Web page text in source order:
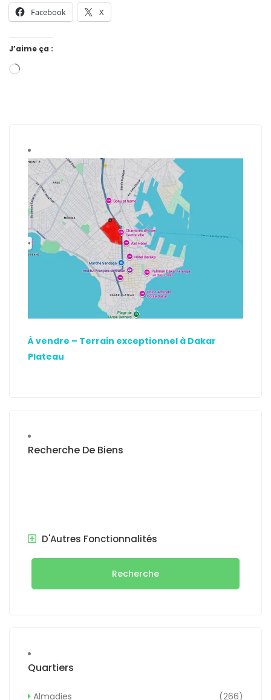
Facebook X
J’aime ça :
À vendre – Terrain exceptionnel à Dakar
Plateau
Recherche De Biens
D'Autres Fonctionnalités
Recherche
Quartiers
Almadies (266)